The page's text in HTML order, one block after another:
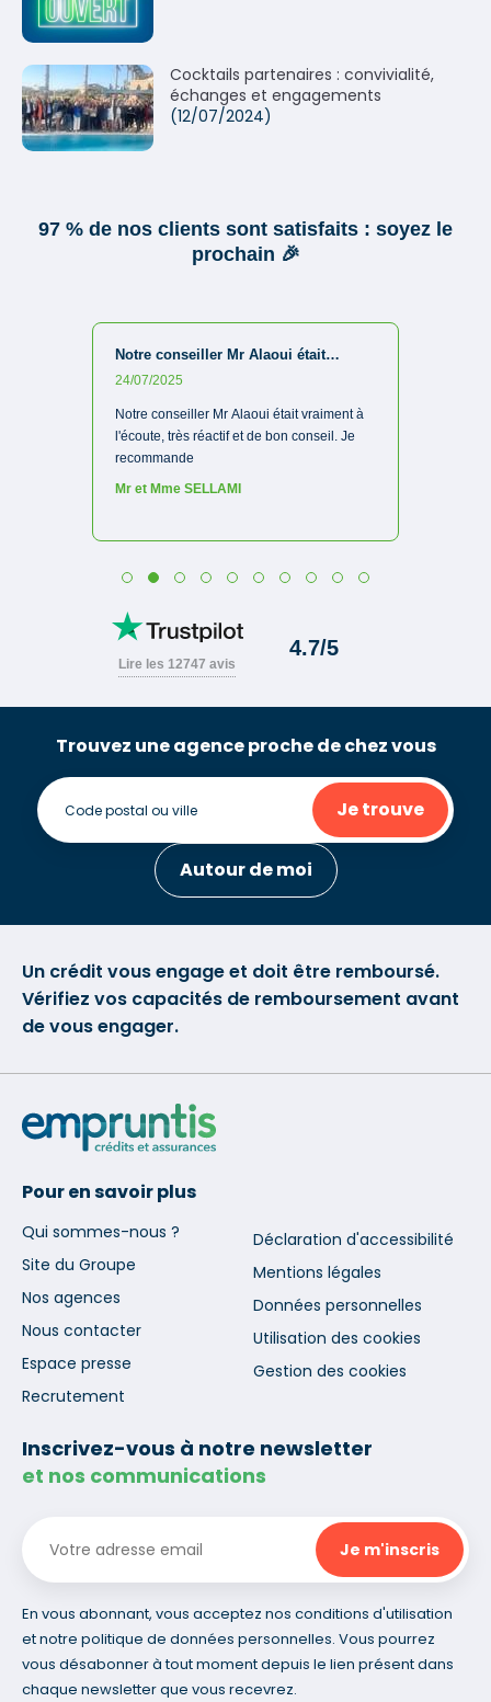
Cocktails partenaires : convivialité,
échanges et engagements
(12/07/2024)
Trouvez une agence proche de chez vous
Je trouve
Autour de moi
Un crédit vous engage et doit être remboursé.
Vérifiez vos capacités de remboursement avant
de vous engager.
Pour en savoir plus
Qui sommes-nous ?
Site du Groupe
Nos agences
Nous contacter
Espace presse
Recrutement
Déclaration d'accessibilité
Mentions légales
Données personnelles
Utilisation des cookies
Gestion des cookies
Inscrivez-vous à notre newsletter
et nos communications
En vous abonnant, vous acceptez nos conditions d'utilisation
et notre politique de données personnelles. Vous pourrez
vous désabonner à tout moment depuis le lien présent dans
chaque newsletter que vous recevrez.